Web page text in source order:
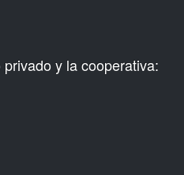
y la cooperativa: